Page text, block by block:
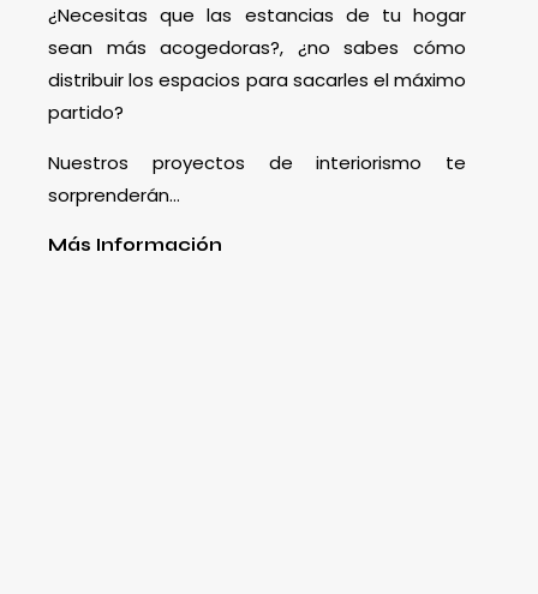
¿Necesitas que las estancias de tu hogar
sean más acogedoras?, ¿no sabes cómo
distribuir los espacios para sacarles el máximo
partido?
Nuestros proyectos de interiorismo te
sorprenderán…
Más Información